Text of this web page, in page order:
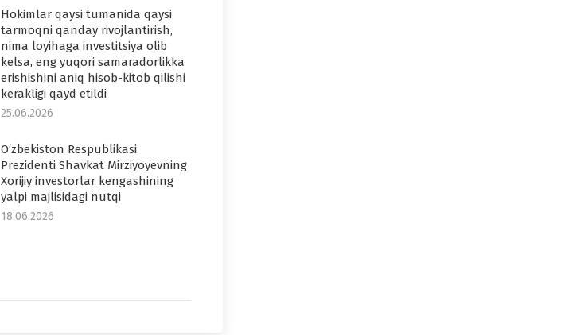
Hokimlar qaysi tumanida qaysi
tarmoqni qanday rivojlantirish,
nima loyihaga investitsiya olib
kelsa, eng yuqori samaradorlikka
erishishini aniq hisob-kitob qilishi
kerakligi qayd etildi
25.06.2026
O‘zbekiston Respublikasi
Prezidenti Shavkat Mirziyoyevning
Xorijiy investorlar kengashining
yalpi majlisidagi nutqi
18.06.2026